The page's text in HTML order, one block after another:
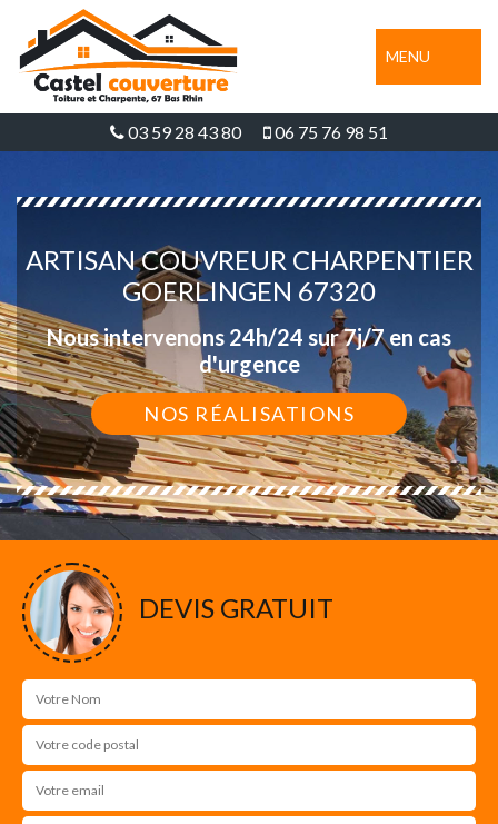
MENU
03 59 28 43 80 06 75 76 98 51
ARTISAN COUVREUR CHARPENTIER
GOERLINGEN 67320
Nous intervenons 24h/24 sur 7j/7 en cas
d'urgence
NOS RÉALISATIONS
DEVIS GRATUIT